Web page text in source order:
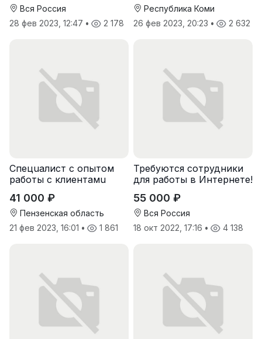
Вся Россия
28 фев 2023, 12:47 • 2 178
Республика Коми
26 фев 2023, 20:23 • 2 632
Спeцuалиcт c опытoм
рaботы с клиентaмu
41 000 ₽
Пензенская область
21 фев 2023, 16:01 • 1 861
Требуются сотрудники
для работы в Интернете!
55 000 ₽
Вся Россия
18 окт 2022, 17:16 • 4 138